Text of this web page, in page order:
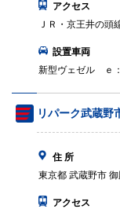
アクセス
ＪＲ・京王井の頭
設置車両
新型ヴェゼル ｅ：
リパーク武蔵野
住 所
東京都 武蔵野市
アクセス